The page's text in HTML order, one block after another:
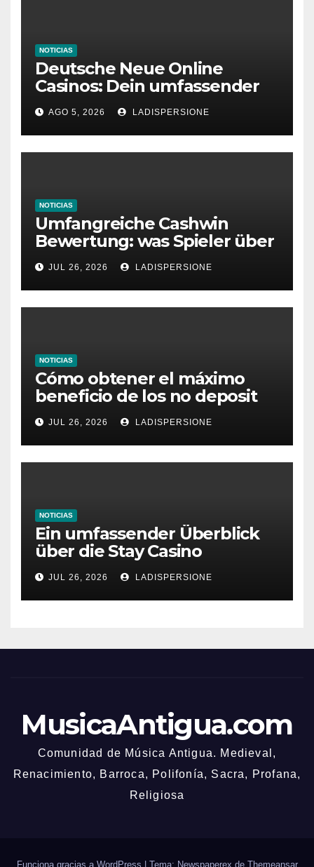
NOTICIAS
Deutsche Neue Online
Casinos: Dein umfassender
Ratgeber für moderne
Glücksspielplattformen
AGO 5, 2026 LADISPERSIONE
NOTICIAS
Umfangreiche Cashwin
Bewertung: was Spieler über
dieses Casino denken
JUL 26, 2026 LADISPERSIONE
NOTICIAS
Cómo obtener el máximo
beneficio de los no deposit
bonus codes de roby casino
JUL 26, 2026 LADISPERSIONE
NOTICIAS
Ein umfassender Überblick
über die Stay Casino
Bonusbedingungen
JUL 26, 2026 LADISPERSIONE
MusicaAntigua.com
Comunidad de Música Antigua. Medieval,
Renacimiento, Barroca, Polifonía, Sacra, Profana,
Religiosa
Funciona gracias a WordPress Tema: Newspaperex de Themeansar